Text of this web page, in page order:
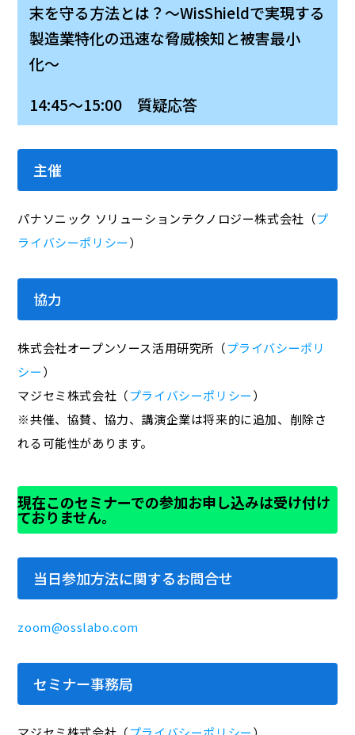
末を守る方法とは？〜WisShieldで実現する
製造業特化の迅速な脅威検知と被害最小
化〜
14:45～15:00 質疑応答
主催
パナソニック ソリューションテクノロジー株式会社（プ
ライバシーポリシー）
協力
株式会社オープンソース活用研究所（プライバシーポリ
シー）
マジセミ株式会社（プライバシーポリシー）
※共催、協賛、協力、講演企業は将来的に追加、削除さ
れる可能性があります。
現在このセミナーでの参加お申し込みは受け付け
ておりません。
当日参加方法に関するお問合せ
zoom@osslabo.com
セミナー事務局